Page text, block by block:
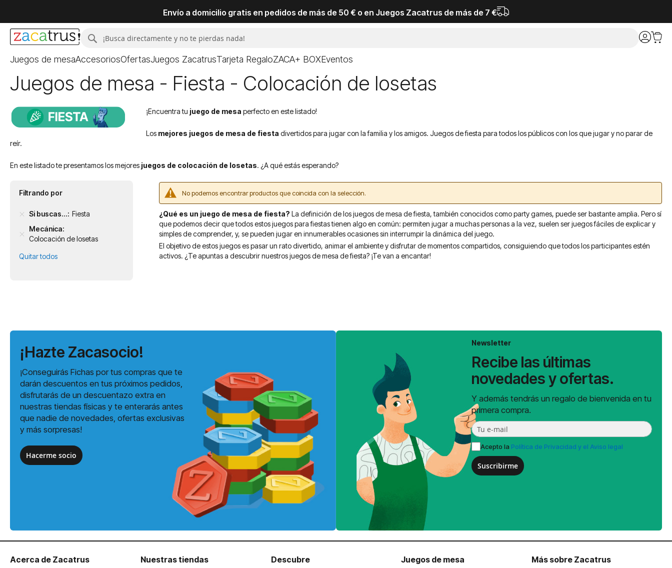
Envío a domicilio gratis en pedidos de más de 50 € o en Juegos Zacatrus de más de 7 €
Buscar
Juegos de mesaAccesoriosOfertasJuegos ZacatrusTarjeta RegaloZACA+ BOXEventos
Juegos de mesa - Fiesta - Colocación de losetas
¡Encuentra tu juego de mesa perfecto en este listado!
Losmejores juegos de mesa de fiesta divertidos para jugar con la familia y los amigos. Juegos de fiesta para todos los públicos con los que jugar y no parar de
reír.
En este listado te presentamos los mejores juegos de colocación de losetas. ¿A qué estás esperando?
No podemos encontrar productos que coincida con la selección.
¿Qué es un juego de mesa de fiesta? La definición de los juegos de mesa de fiesta, también conocidos como party games, puede ser bastante amplia. Pero sí
que podemos decir que todos estos juegos para fiestas tienen algo en común: permiten jugar a muchas personas a la vez, suelen ser juegos fáciles de explicar y
simples de comprender, y, se pueden jugar en innumerables ocasiones sin interrumpir la dinámica del juego.
El objetivo de estos juegos es pasar un rato divertido, animar el ambiente y disfrutar de momentos compartidos, consiguiendo que todos los participantes estén
activos. ¿Te apuntas a descubrir nuestros juegos de mesa de fiesta? ¡Te van a encantar!
Filtrando por
Si buscas... Fiesta
Mecánica
Colocación de losetas
Quitar todos
¡Hazte Zacasocio!
¡Conseguirás Fichas por tus compras que te
darán descuentos en tus próximos pedidos,
disfrutarás de un descuentazo extra en
nuestras tiendas físicas y te enterarás antes
que nadie de novedades, ofertas exclusivas
y más sorpresas!
Hacerme socio
Newsletter
Recibe las últimas
novedades y ofertas.
Y además tendrás un regalo de bienvenida en tu
primera compra.
Acepto la Política de Privacidad y el Aviso legal
Suscribirme
Acerca de Zacatrus
Nuestras tiendas
Descubre
Juegos de mesa
Más sobre Zacatrus